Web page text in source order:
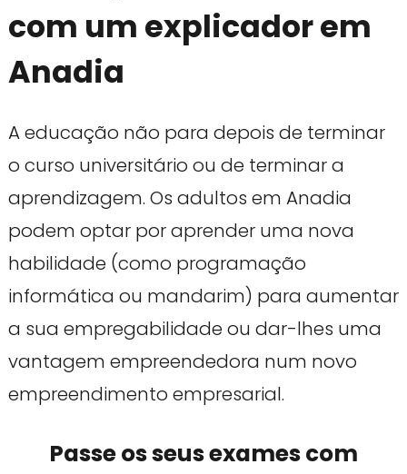
com um explicador em
Anadia
A educação não para depois de terminar
o curso universitário ou de terminar a
aprendizagem. Os adultos em Anadia
podem optar por aprender uma nova
habilidade (como programação
informática ou mandarim) para aumentar
a sua empregabilidade ou dar-lhes uma
vantagem empreendedora num novo
empreendimento empresarial.
Passe os seus exames com